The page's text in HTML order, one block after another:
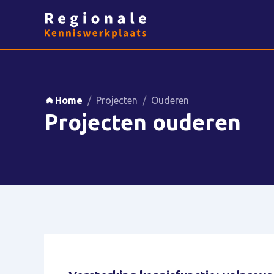
Home / Projecten / Ouderen
Projecten ouderen